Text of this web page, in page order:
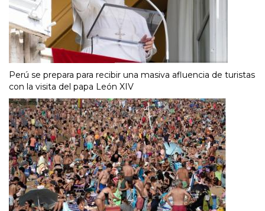
Perú se prepara para recibir una masiva afluencia de turistas
con la visita del papa León XIV